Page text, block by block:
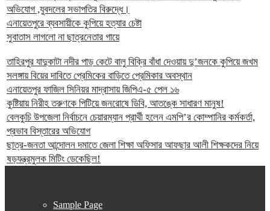
অভিযোগ ,যুবদলের সভাপতির বিরুদ্ধে।
এনায়েতপুরে ব্যবসায়ীকে কুপিয়ে হত্যার চেষ্টা
সুবাতাস লাগলো না ছাত্রনেতার গায়ে
তাহিরপুর যাদুকাটা নদীর পাড় কেটে বালু বিক্রি বাঁধা দেওয়ায় দু’জনকে কুপিয়ে জখম
সলঙ্গায় বিয়ের দাবিতে প্রেমিকের বাড়িতে প্রেমিকার অবস্থান
এনায়েতপুর ফাজিল সিনিয়র মাদ্রাসায় জিপিএ-৫ পেল ১৬
কুষ্টিয়ায় নিরীহ তরুণকে পিটিয়ে জনরোষে ডিবি, আতঙ্কে সাধারণ মানুষ!
বেলকুচি উপজেলা নির্বাচনে চেয়ারম্যান প্রার্থী হলেন এমপি’র কোম্পানির কর্মকর্তা,
প্রভাব বিস্তারের অভিযোগ
ছাত্র-জনতা আন্দোলন দমাতে জেলা শিক্ষা অফিসার আফছার আলী শিক্ষকদের নিয়ে
ষড়যন্ত্রমুলক মিটিং ডেকেছিল!
Sample Page